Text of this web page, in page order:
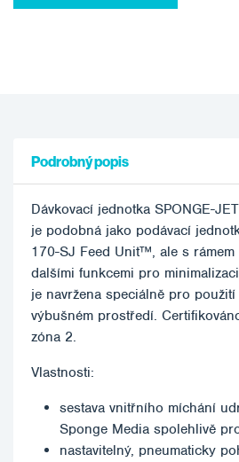
Podrobný popis
Dávkovací jednotka SPONGE-
je podobná jako podávací
170-SJ Feed Unit™, ale s rámem
dalšími funkcemi pro
je navržena speciálně pro
výbušném prostředí.
zóna 2.
Vlastnosti:
sestava vnitřního míchání
Sponge Media spolehlivě
nastavitelný, pneumaticky